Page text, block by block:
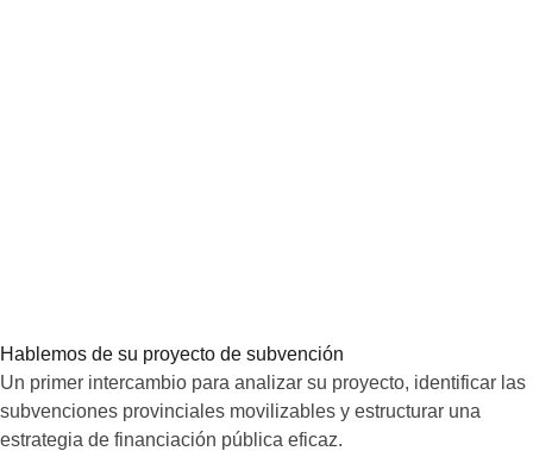
Hablemos de su proyecto de subvención
Un primer intercambio para analizar su proyecto, identificar las
subvenciones provinciales movilizables y estructurar una
estrategia de financiación pública eficaz.